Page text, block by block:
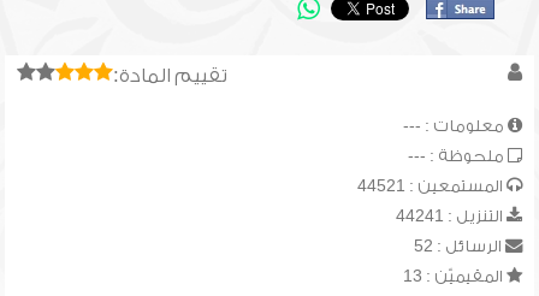
تقييم المادة:
معلومات : ---
ملحوظة : ---
المستمعين : 44521
التنزيل : 44241
الرسائل : 52
المقيميّن : 13